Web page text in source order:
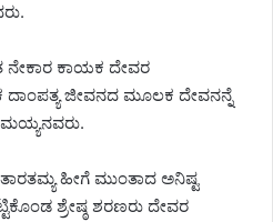
ನೇಕಾರ ಕಾಯಕ ದೇವರ
ಜೀವನದ ಮೂಲಕ ದೇವನನ್ನೆ
ಹೀಗೆ ಮುಂತಾದ ಅನಿಷ್ಟ
ಶ್ರೇಷ್ಠ ಶರಣರು ದೇವರ